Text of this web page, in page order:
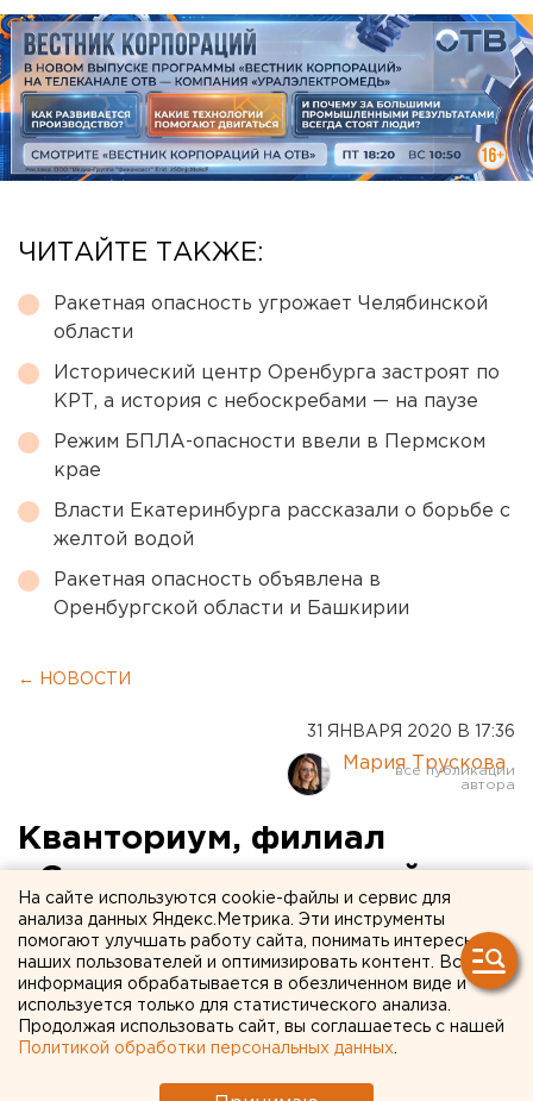
ЧИТАЙТЕ ТАКЖЕ:
Ракетная опасность угрожает Челябинской
области
Исторический центр Оренбурга застроят по
КРТ, а история с небоскребами — на паузе
Режим БПЛА-опасности ввели в Пермском
крае
Власти Екатеринбурга рассказали о борьбе с
желтой водой
Ракетная опасность объявлена в
Оренбургской области и Башкирии
← НОВОСТИ
31 ЯНВАРЯ 2020 В 17:36
Мария Трускова
Кванториум, филиал
«Сколково» и научный
центр: Академический
район превращается в
наукоград (ФОТО)
На сайте используются cookie-файлы и сервис для
анализа данных Яндекс.Метрика. Эти инструменты
помогают улучшать работу сайта, понимать интересы
наших пользователей и оптимизировать контент. Вся
информация обрабатывается в обезличенном виде и
используется только для статистического анализа.
Продолжая использовать сайт, вы соглашаетесь с нашей
Политикой обработки персональных данных